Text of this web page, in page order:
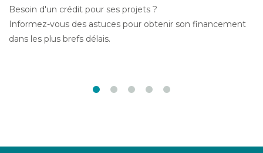
Besoin d'un crédit pour ses projets ?
Informez-vous des astuces pour obtenir son financement
dans les plus brefs délais.